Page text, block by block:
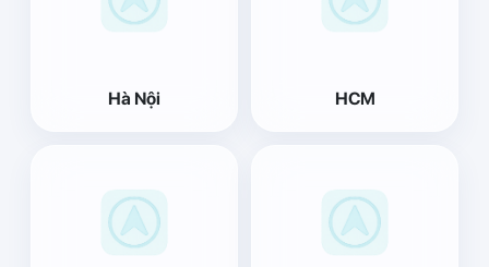
Hà Nội HCM